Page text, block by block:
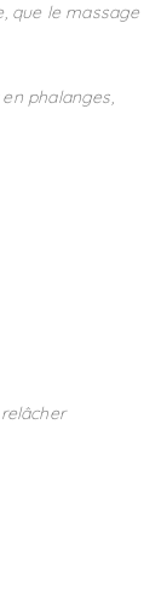
que le massage
phalanges,